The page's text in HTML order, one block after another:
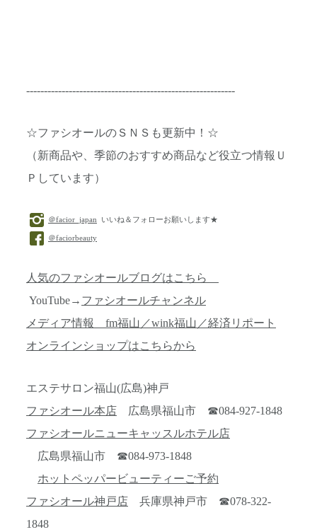
-----------------------------------------------------------
☆ファシオールのＳＮＳも更新中！☆
（新商品や、季節のおすすめ商品など役立つ情報Ｕ
Ｐしています）
＠facior_japan いいね＆フォローお願いします★
＠faciorbeauty
人気のファシオールブログはこちら
YouTube→ ファシオールチャンネル
メディア情報 fm福山／wink福山／経済リポート
オンラインショップはこちらから
エステサロン福山(広島)神戸
ファシオール本店 広島県福山市 ☎084-927-1848
ファシオールニューキャッスルホテル店
広島県福山市 ☎084-973-1848
ホットペッパービューティーご予約
ファシオール神戸店 兵庫県神戸市 ☎078-322-
1848